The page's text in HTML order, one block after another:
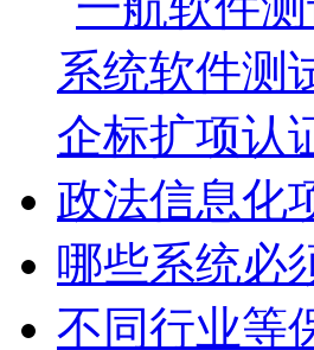
政法信息化
哪些系统必
不同行业等